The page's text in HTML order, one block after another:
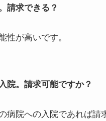
の可能性が高いです。
の中絶については請求不